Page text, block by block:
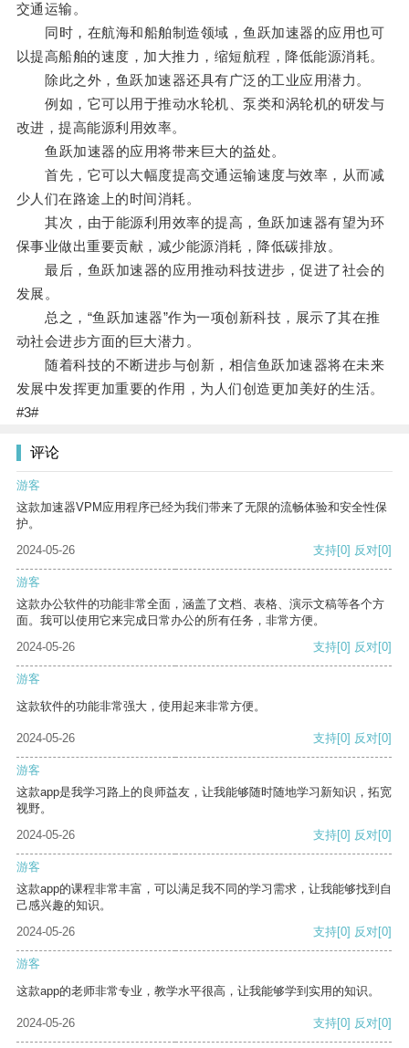
交通运输。
同时，在航海和船舶制造领域，鱼跃加速器的应用也可
以提高船舶的速度，加大推力，缩短航程，降低能源消耗。
除此之外，鱼跃加速器还具有广泛的工业应用潜力。
例如，它可以用于推动水轮机、泵类和涡轮机的研发与
改进，提高能源利用效率。
鱼跃加速器的应用将带来巨大的益处。
首先，它可以大幅度提高交通运输速度与效率，从而减
少人们在路途上的时间消耗。
其次，由于能源利用效率的提高，鱼跃加速器有望为环
保事业做出重要贡献，减少能源消耗，降低碳排放。
最后，鱼跃加速器的应用推动科技进步，促进了社会的
发展。
总之，“鱼跃加速器”作为一项创新科技，展示了其在推
动社会进步方面的巨大潜力。
随着科技的不断进步与创新，相信鱼跃加速器将在未来
发展中发挥更加重要的作用，为人们创造更加美好的生活。
#3#
评论
游客
这款加速器VPM应用程序已经为我们带来了无限的流畅体验和安全性保
护。
2024-05-26
支持[0] 反对[0]
游客
这款办公软件的功能非常全面，涵盖了文档、表格、演示文稿等各个方
面。我可以使用它来完成日常办公的所有任务，非常方便。
2024-05-26
支持[0] 反对[0]
游客
这款软件的功能非常强大，使用起来非常方便。
2024-05-26 支持[0] 反对[0]
游客
这款app是我学习路上的良师益友，让我能够随时随地学习新知识，拓宽
视野。
2024-05-26
支持[0] 反对[0]
游客
这款app的课程非常丰富，可以满足我不同的学习需求，让我能够找到自
己感兴趣的知识。
2024-05-26
支持[0] 反对[0]
游客
这款app的老师非常专业，教学水平很高，让我能够学到实用的知识。
2024-05-26 支持[0] 反对[0]